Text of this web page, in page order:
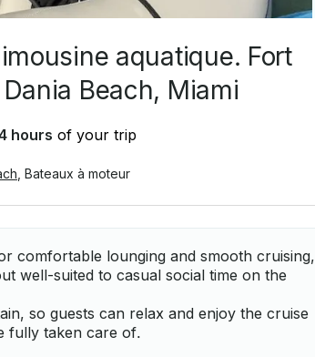
aquatique. Fort
Beach, Miami
hours of your trip
Bateaux à moteur
comfortable lounging and smooth cruising,
well-suited to casual social time on the
so guests can relax and enjoy the cruise
fully taken care of.